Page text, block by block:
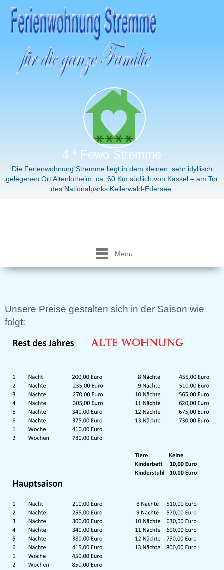
4 * Fewo Stremme
Die Ferienwohnung Stremme liegt in dem kleinen, sehr idyllisch
gelegenen Ort Altenlotheim, ca. 60 Km südlich von Kassel – am Tor
des Nationalparks Kellerwald-Edersee.
Menu
Unsere Preise gestalten sich in der Saison wie
folgt: